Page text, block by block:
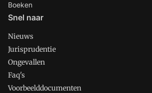
Boeken
Snel naar
Nieuws
Jurisprudentie
Ongevallen
Faq's
Voorbeelddocumenten